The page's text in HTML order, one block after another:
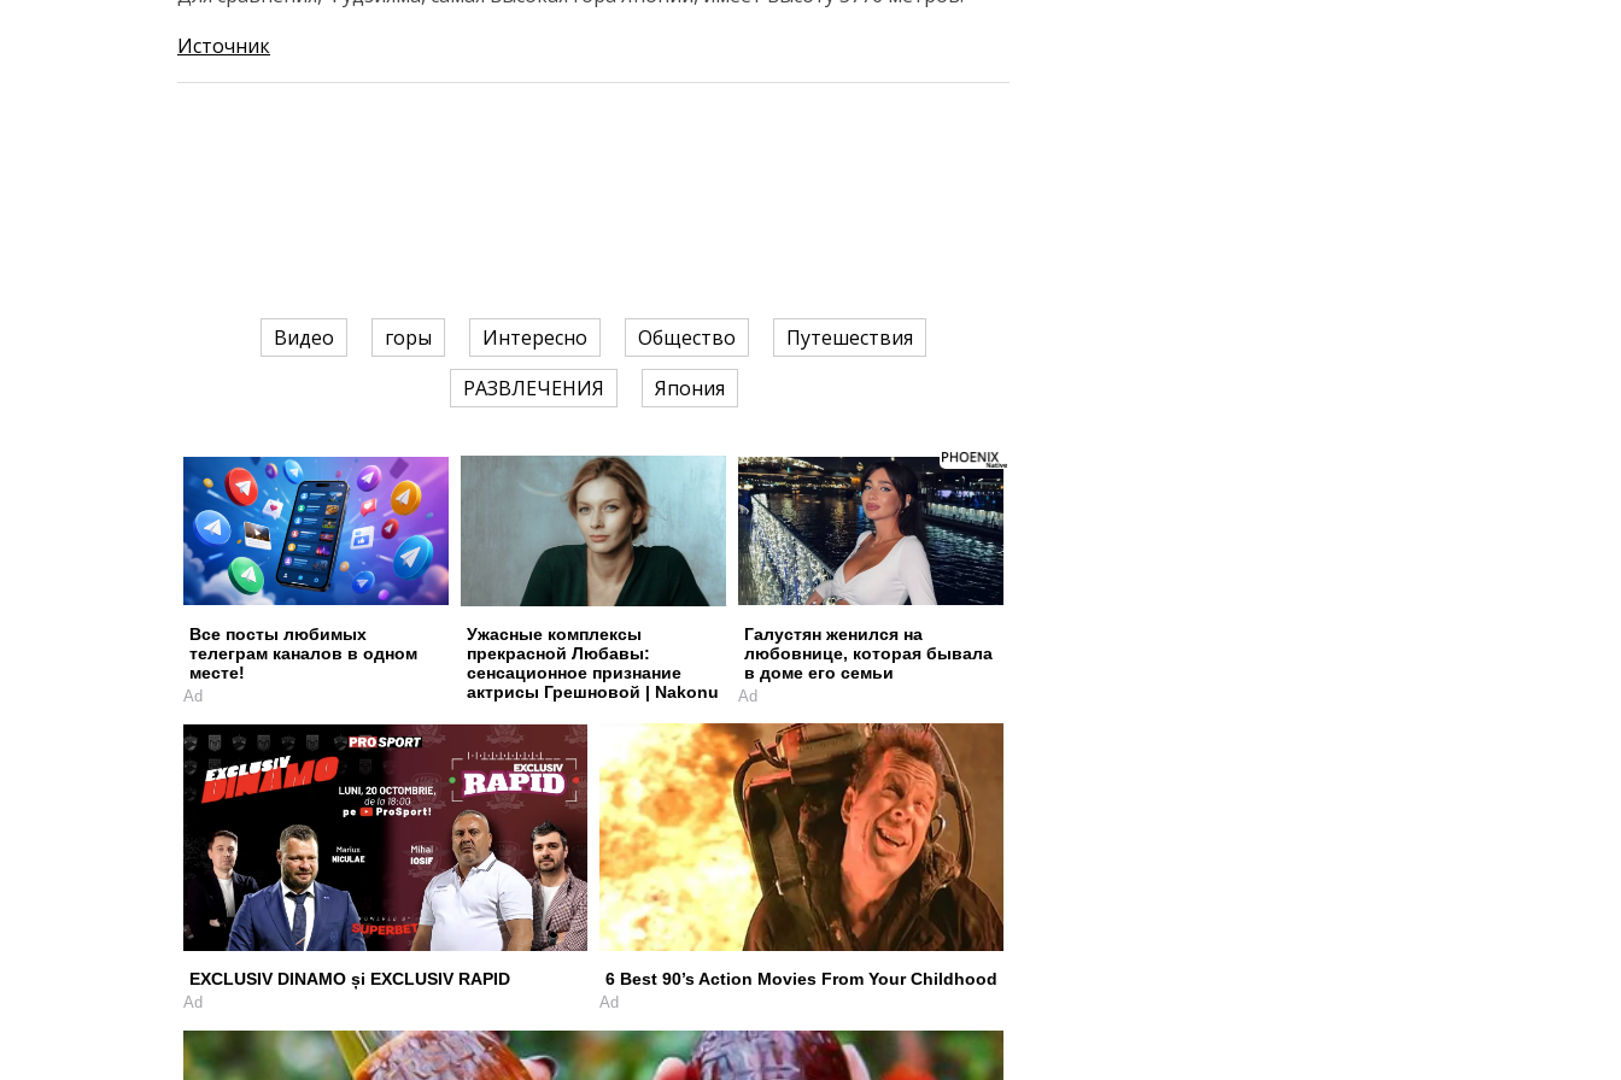
Источник
Видео горы Интересно Общество
Путешествия
РАЗВЛЕЧЕНИЯ
Япония
Все посты любимых
телеграм каналов в одном
месте!
Ad
Ужасные комплексы
прекрасной Любавы:
сенсационное признание
актрисы Грешновой | Nakonu
Галустян женился на
любовнице, которая бывала
в доме его семьи
Ad
EXCLUSIV DINAMO și EXCLUSIV RAPID
Ad
6 Best 90’s Action Movies From Your Childhood
Ad